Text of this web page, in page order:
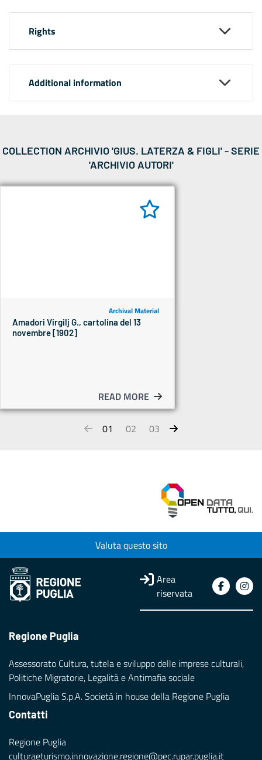
Rights
Additional information
COLLECTION ARCHIVIO 'GIUS. LATERZA & FIGLI' - SERIE
'ARCHIVIO AUTORI'
Archival Material
Amadori Virgilj G., cartolina del 13
novembre [1902]
READ MORE
01 02 03
Valuta questo sito
Area
riservata
Regione Puglia
Assessorato Cultura, tutela e sviluppo delle imprese culturali,
Politiche Migratorie, Legalità e Antimafia sociale
InnovaPuglia S.p.A. Società in house della Regione Puglia
Contatti
Regione Puglia
culturaeturismo.innovazione.regione@pec.rupar.puglia.it